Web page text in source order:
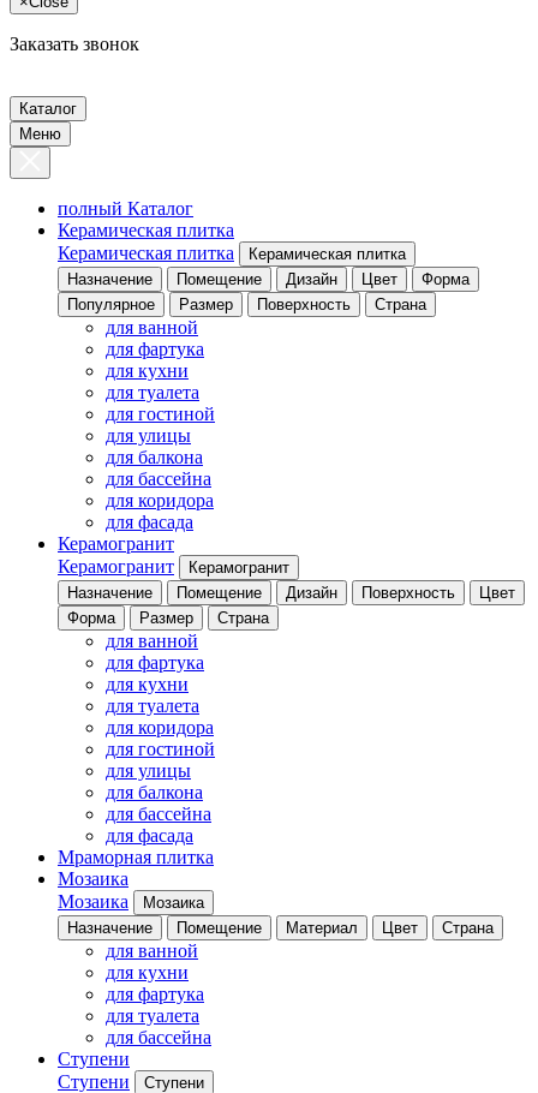
Заказать звонок
Каталог
Меню
полный Каталог
Керамическая плитка
Керамическая плитка
Керамическая плитка
Назначение
Помещение Дизайн Цвет
Форма
Популярное
Размер Поверхность Страна
для ванной
для фартука
для кухни
для туалета
для гостиной
для улицы
для балкона
для бассейна
для коридора
для фасада
Керамогранит
Керамогранит
Керамогранит
Назначение
Помещение Дизайн Поверхность
Цвет
Форма
Размер Страна
для ванной
для фартука
для кухни
для туалета
для коридора
для гостиной
для улицы
для балкона
для бассейна
для фасада
Мраморная плитка
Мозаика
Мозаика
Мозаика
Назначение
Помещение Материал Цвет Страна
для ванной
для кухни
для фартука
для туалета
для бассейна
Ступени
Ступени
Ступени